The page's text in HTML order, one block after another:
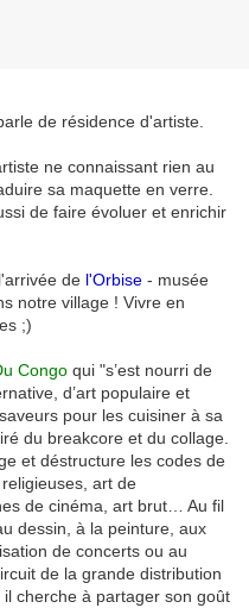
de résidence d'artiste.
ne connaissant rien au
sa maquette en verre.
de faire évoluer et enrichir
de l'Orbise - musée
notre village ! Vivre en
;)
Congo qui "s’est nourri de
d’art populaire et
pour les cuisiner à sa
du breakcore et du collage.
et déstructure les codes de
art de
de cinéma, art brut… Au fil
dessin, à la peinture, aux
de concerts ou au
de la grande distribution
cherche à partager son goût